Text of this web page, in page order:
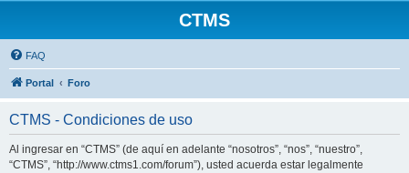
CTMS
FAQ
Portal Foro
CTMS - Condiciones de uso
Al ingresar en “CTMS” (de aquí en adelante “nosotros”, “nos”, “nuestro”,
“CTMS”, “http://www.ctms1.com/forum”), usted acuerda estar legalmente